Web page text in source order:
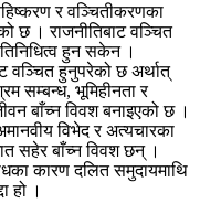
र वञ्चितीकरणका
छ । राजनीतिबाट वञ्चित
हुन सकेन ।
वञ्चित हुनुपरेको छ अर्थात्
सम्बन्ध, भूमिहीनता र
बाँच्न विवश बनाइएको छ ।
विभेद र अत्यचारका
सहेर बाँच्न विवश छन् ।
कारण दलित समुदायमाथि
हो ।